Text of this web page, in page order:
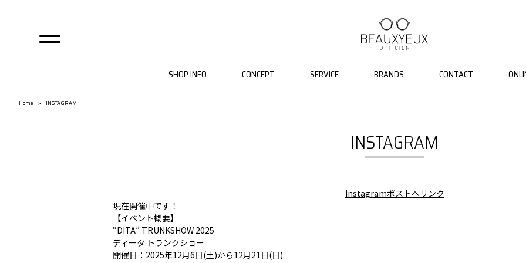
SHOP INFO CONCEPT SERVICE BRANDS CONTACT
Home INSTAGRAM
INSTAGRAM
Instagramポストへリンク
現在開催中です！
【イベント概要】
“DITA” TRUNKSHOW 2025
ディータ トランクショー
開催日：2025年12月6日(土)から12月21日(日)